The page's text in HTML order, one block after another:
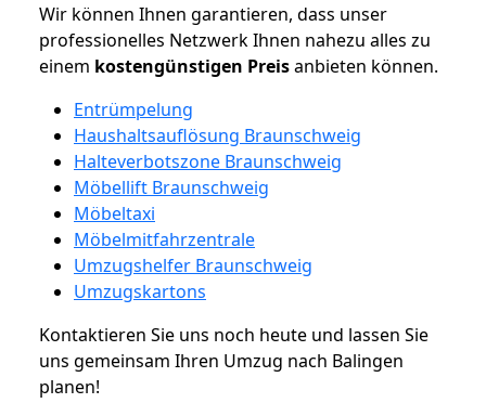
Wir können Ihnen garantieren, dass unser
professionelles Netzwerk Ihnen nahezu alles zu
einem kostengünstigen Preisanbieten können.
Entrümpelung
Haushaltsauflösung Braunschweig
Halteverbotszone Braunschweig
Möbellift Braunschweig
Möbeltaxi
Möbelmitfahrzentrale
Umzugshelfer Braunschweig
Umzugskartons
Kontaktieren Sie uns noch heute und lassen Sie
uns gemeinsam Ihren Umzug nach Balingen
planen!